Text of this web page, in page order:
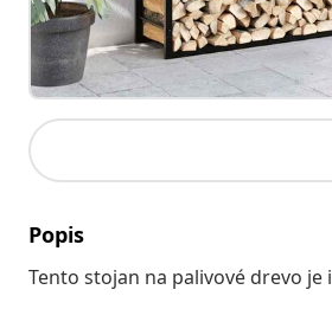
Popis
Tento stojan na palivové drevo